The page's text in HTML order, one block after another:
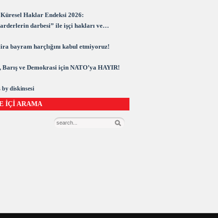
Haklar Endeksi 2026:
darbesi” ile işçi hakları ve
bayram harçlığını kabul etmiyoruz!
Barış ve Demokrasi için NATO’ya HAYIR!
by diskinsesi
İÇİ ARAMA